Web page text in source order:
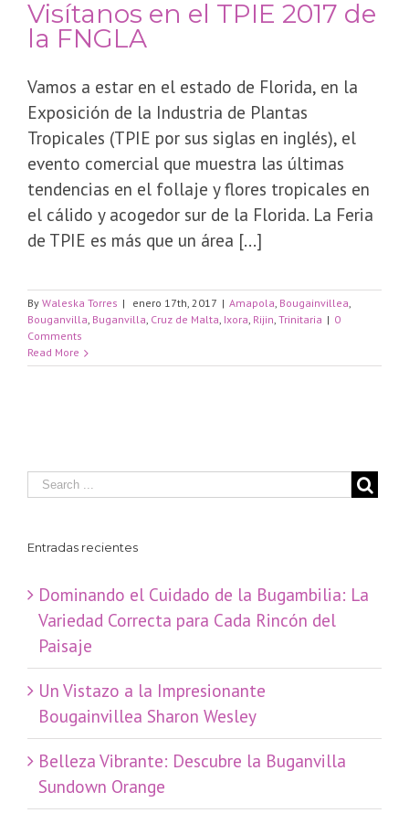
Visítanos en el TPIE 2017 de
la FNGLA
Vamos a estar en el estado de Florida, en la
Exposición de la Industria de Plantas
Tropicales (TPIE por sus siglas en inglés), el
evento comercial que muestra las últimas
tendencias en el follaje y flores tropicales en
el cálido y acogedor sur de la Florida. La Feria
de TPIE es más que un área [...]
By Waleska Torres | enero 17th, 2017 | Amapola Bougainvillea
Bouganvilla Buganvilla Cruz de Malta Ixora Rijin Trinitaria | 0
Comments
Read More
Entradas recientes
Dominando el Cuidado de la Bugambilia: La
Variedad Correcta para Cada Rincón del
Paisaje
​Un Vistazo a la Impresionante
Bougainvillea Sharon Wesley
Belleza Vibrante: Descubre la Buganvilla
Sundown Orange